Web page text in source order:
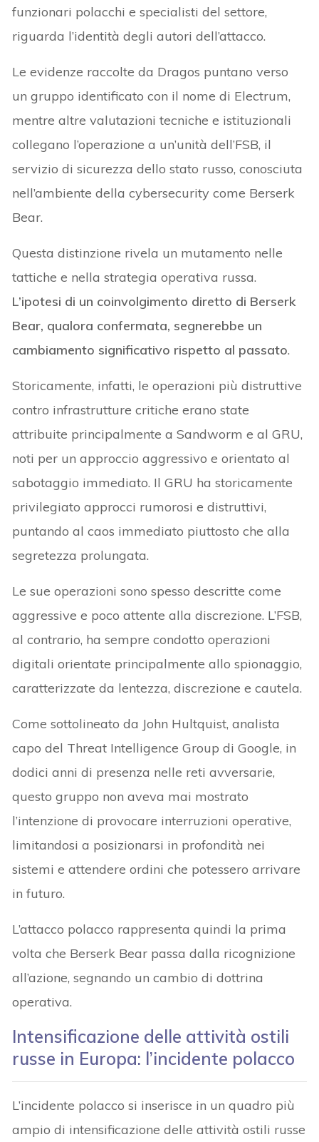
funzionari polacchi e specialisti del settore,
riguarda l’identità degli autori dell’attacco.
Le evidenze raccolte da Dragos puntano verso
un gruppo identificato con il nome di Electrum,
mentre altre valutazioni tecniche e istituzionali
collegano l’operazione a un’unità dell’FSB, il
servizio di sicurezza dello stato russo, conosciuta
nell’ambiente della cybersecurity come Berserk
Bear.
Questa distinzione rivela un mutamento nelle
tattiche e nella strategia operativa russa.
L’ipotesi di un coinvolgimento diretto di Berserk
Bear, qualora confermata, segnerebbe un
cambiamento significativo rispetto al passato.
Storicamente, infatti, le operazioni più distruttive
contro infrastrutture critiche erano state
attribuite principalmente a Sandworm e al GRU,
noti per un approccio aggressivo e orientato al
sabotaggio immediato. Il GRU ha storicamente
privilegiato approcci rumorosi e distruttivi,
puntando al caos immediato piuttosto che alla
segretezza prolungata.
Le sue operazioni sono spesso descritte come
aggressive e poco attente alla discrezione. L’FSB,
al contrario, ha sempre condotto operazioni
digitali orientate principalmente allo spionaggio,
caratterizzate da lentezza, discrezione e cautela.
Come sottolineato da John Hultquist, analista
capo del Threat Intelligence Group di Google, in
dodici anni di presenza nelle reti avversarie,
questo gruppo non aveva mai mostrato
l’intenzione di provocare interruzioni operative,
limitandosi a posizionarsi in profondità nei
sistemi e attendere ordini che potessero arrivare
in futuro.
L’attacco polacco rappresenta quindi la prima
volta che Berserk Bear passa dalla ricognizione
all’azione, segnando un cambio di dottrina
operativa.
Intensificazione delle attività ostili
russe in Europa: l’incidente polacco
L’incidente polacco si inserisce in un quadro più
ampio di intensificazione delle attività ostili russe